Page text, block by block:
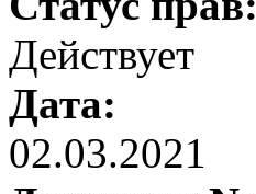
Действует
Дата:
02.03.2021